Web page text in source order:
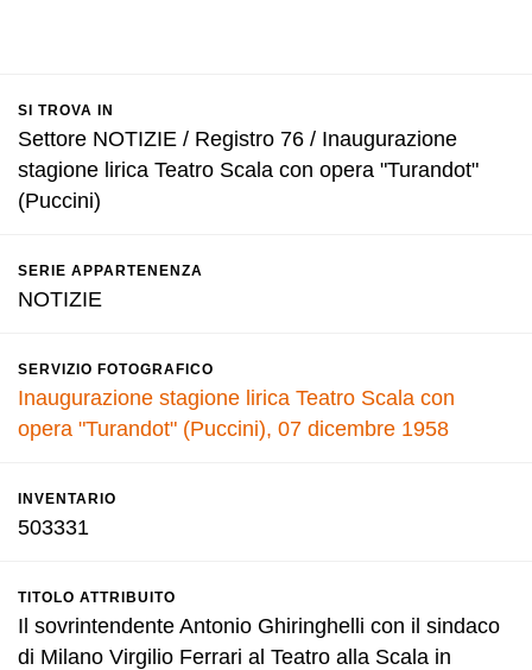
SI TROVA IN
Settore NOTIZIE / Registro 76 / Inaugurazione
stagione lirica Teatro Scala con opera "Turandot"
(Puccini)
SERIE APPARTENENZA
NOTIZIE
SERVIZIO FOTOGRAFICO
Inaugurazione stagione lirica Teatro Scala con
opera "Turandot" (Puccini), 07 dicembre 1958
INVENTARIO
503331
TITOLO ATTRIBUITO
Il sovrintendente Antonio Ghiringhelli con il sindaco
di Milano Virgilio Ferrari al Teatro alla Scala in